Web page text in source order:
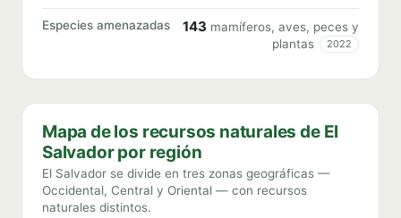
Especies amenazadas 143 mamíferos, aves, peces y
plantas
2022
Mapa de los recursos naturales de El
Salvador por región
El Salvador se divide en tres zonas geográficas —
Occidental, Central y Oriental — con recursos
naturales distintos.